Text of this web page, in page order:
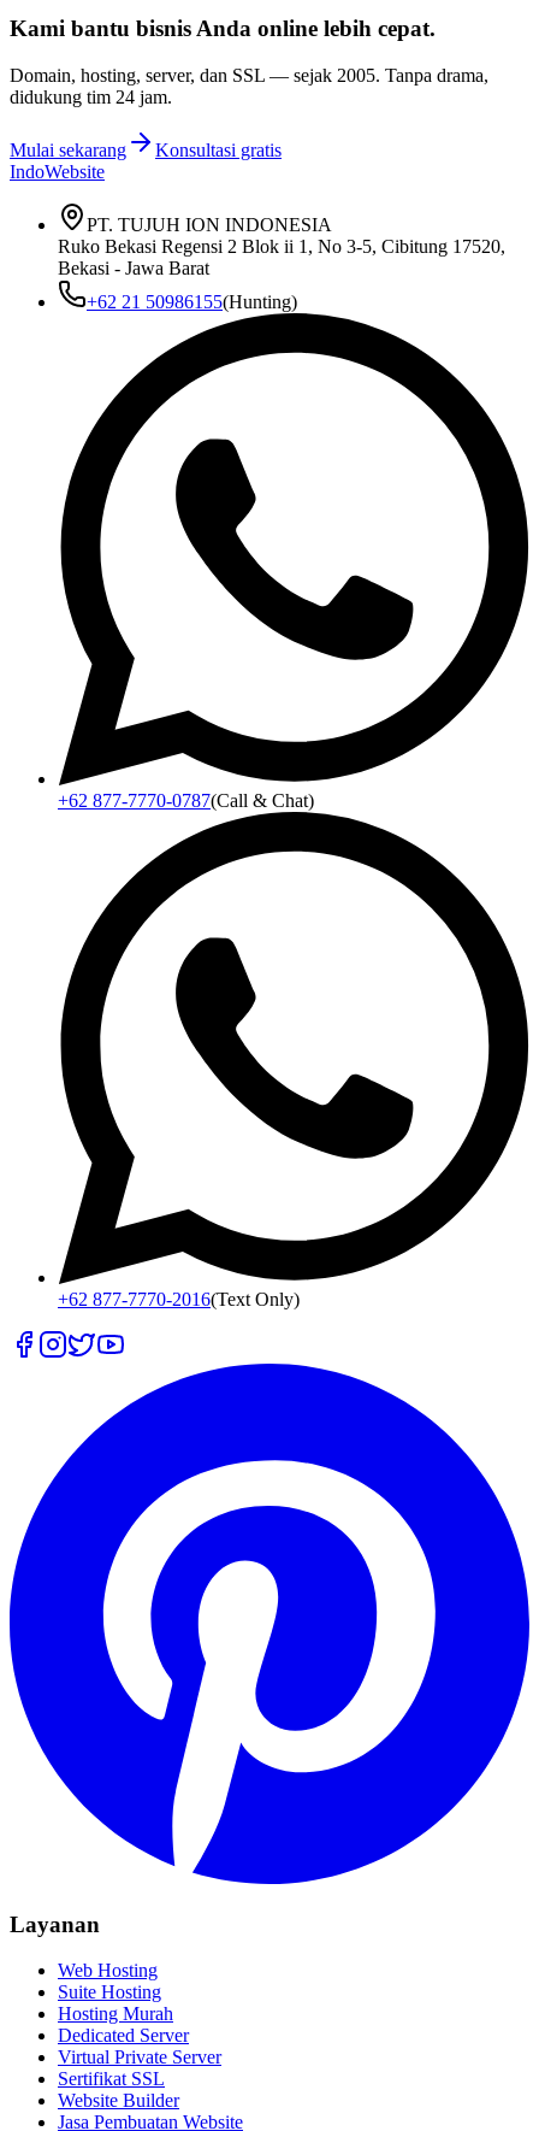
Kami bantu bisnis Anda online lebih cepat.
Domain, hosting, server, dan SSL — sejak 2005. Tanpa drama,
didukung tim 24 jam.
Mulai sekarang
Konsultasi gratis
IndoWebsite
PT. TUJUH ION INDONESIA
Ruko Bekasi Regensi 2 Blok ii 1, No 3-5, Cibitung 17520,
Bekasi - Jawa Barat
+62 21 50986155(Hunting)
+62 877-7770-0787(Call & Chat)
+62 877-7770-2016(Text Only)
Layanan
Web Hosting
Suite Hosting
Hosting Murah
Dedicated Server
Virtual Private Server
Sertifikat SSL
Website Builder
Jasa Pembuatan Website